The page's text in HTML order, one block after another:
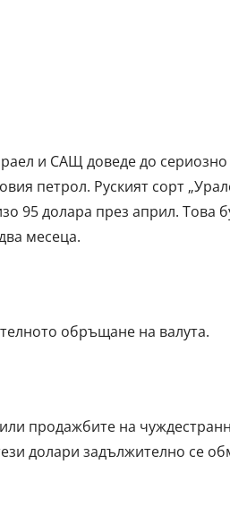
и САЩ доведе до
петрол. Руският сорт
95 долара през април. Това
месеца.
обръщане на валута.
продажбите на
долари задължително се